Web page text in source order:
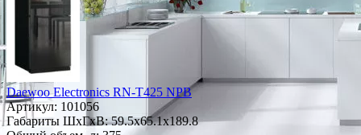
Daewoo Electronics RN-T425 NPB
Артикул: 101056
Габариты ШxГxВ: 59.5x65.1x189.8